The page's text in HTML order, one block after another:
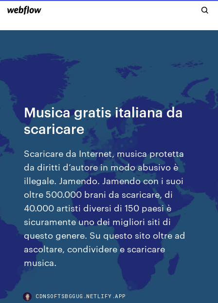
Musica gratis italiana da
scaricare
Scaricare da Internet, musica protetta
da diritti d’autore in modo abusivo è
illegale. Jamendo. Jamendo con i suoi
oltre 500.000 brani da scaricare, di
40.000 artisti diversi di 150 paesi è
sicuramente uno dei migliori siti di
questo genere. Su questo sito oltre ad
ascoltare, condividere e scaricare
musica.
CDNSOFTSBGGUG.NETLIFY.APP